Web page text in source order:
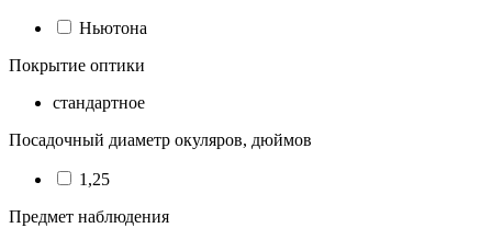
Ньютона
Покрытие оптики
стандартное
Посадочный диаметр окуляров, дюймов
1,25
Предмет наблюдения